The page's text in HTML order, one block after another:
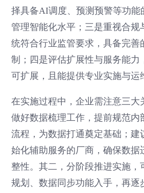
择具备AI调度、预测预警等功能
管理智能化水平；三是重视合规
统符合行业监管要求，具备完善
制；四是评估扩展性与服务能力
可扩展，且能提供专业实施与运
在实施过程中，企业需注意三大
做好数据梳理工作，提前规范内
流程，为数据打通奠定基础；建
始化辅助服务的厂商，确保数据
整性。其二，分阶段推进实施，
规划、数据同步功能入手，再逐